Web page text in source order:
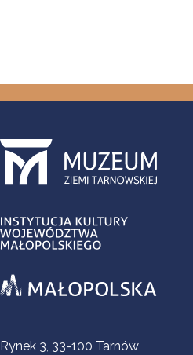
Informacje kontaktowe
Rynek 3, 33-100 Tarnów